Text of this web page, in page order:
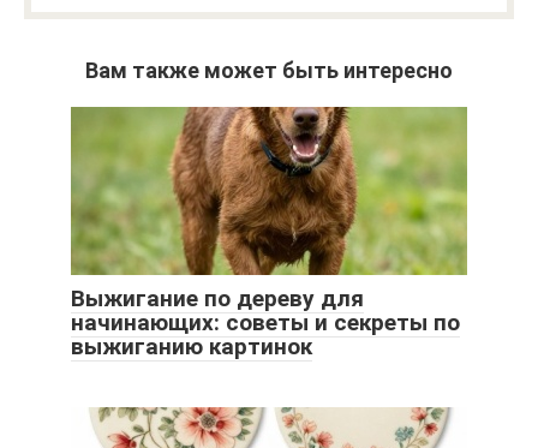
Вам также может быть интересно
Выжигание по дереву для
начинающих: советы и секреты по
выжиганию картинок